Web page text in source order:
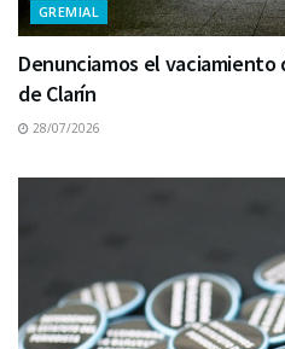
GREMIAL
Denunciamos el
de Clarín
28/07/2026